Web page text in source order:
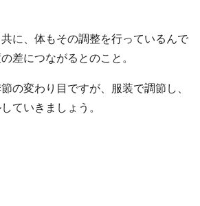
に、体もその調整を行っているんで
差につながるとのこと。
の変わり目ですが、服装で調節し、
ていきましょう。